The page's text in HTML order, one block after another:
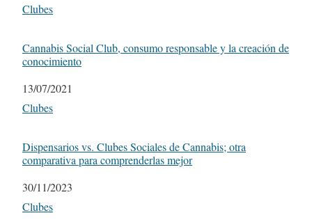
Respecto a
Clubes
Cannabis Social Club, consumo responsable y la creación de
conocimiento
Fecha
13/07/2021
Respecto a
Clubes
Dispensarios vs. Clubes Sociales de Cannabis; otra
comparativa para comprenderlas mejor
Fecha
30/11/2023
Respecto a
Clubes